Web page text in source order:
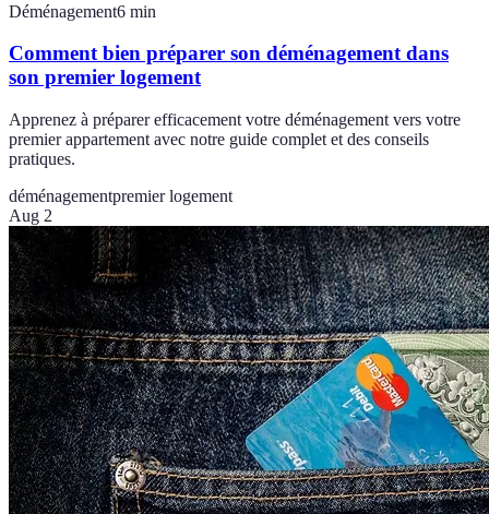
Déménagement6 min
Comment bien préparer son déménagement dans
son premier logement
Apprenez à préparer efficacement votre déménagement vers votre
premier appartement avec notre guide complet et des conseils
pratiques.
déménagementpremier logement
Aug 2